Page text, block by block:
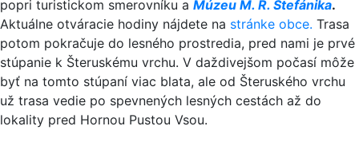
popri turistickom smerovníku a Múzeu M. R. Štefánika.
Aktuálne otváracie hodiny nájdete na stránke obce. Trasa
potom pokračuje do lesného prostredia, pred nami je prvé
stúpanie k Šteruskému vrchu. V daždivejšom počasí môže
byť na tomto stúpaní viac blata, ale od Šteruského vrchu
už trasa vedie po spevnených lesných cestách až do
lokality pred Hornou Pustou Vsou.